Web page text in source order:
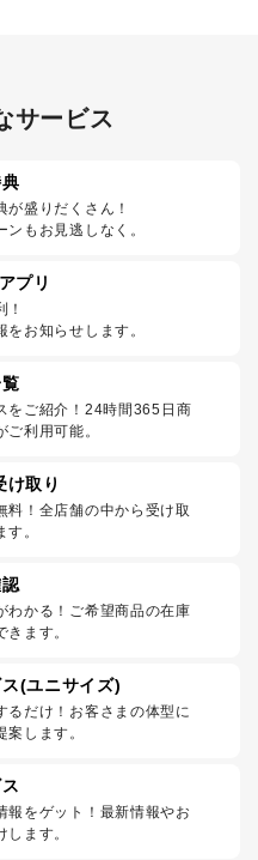
サービス
が盛りだくさん！
もお見逃しなく。
プリ
お知らせします。
をご紹介！24時間365日商
利用可能。
け取り
料！全店舗の中から受け取
。
わかる！ご希望商品の在庫
ます。
(ユニサイズ)
るだけ！お客さまの体型に
します。
報をゲット！最新情報やお
ます。